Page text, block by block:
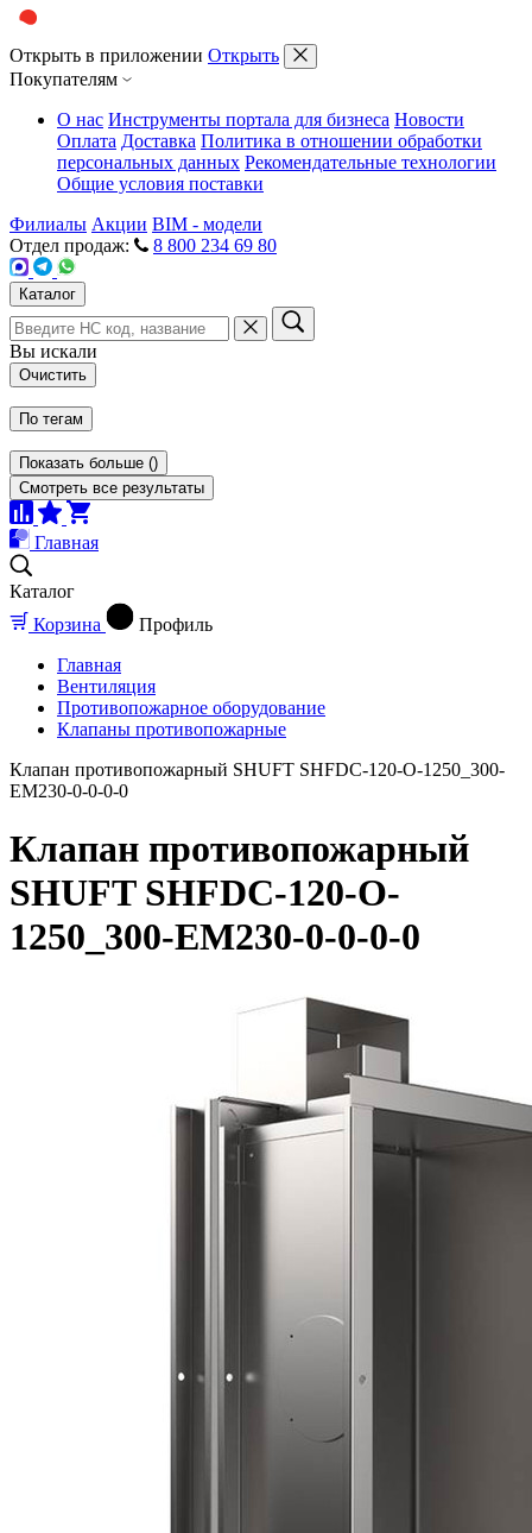
Открыть в приложении Открыть
Покупателям
О нас Инструменты портала для бизнеса Новости
Оплата Доставка Политика в отношении обработки
персональных данных Рекомендательные технологии
Общие условия поставки
Филиалы Акции BIM - модели
Отдел продаж:
8 800 234 69 80
Каталог
Вы искали
Очистить
По тегам
Показать больше ()
Смотреть все результаты
Главная
Каталог
Корзина
Профиль
Главная
Вентиляция
Противопожарное оборудование
Клапаны противопожарные
Клапан противопожарный SHUFT SHFDC-120-O-1250_300-
EM230-0-0-0-0
Клапан противопожарный
SHUFT SHFDC-120-O-
1250_300-EM230-0-0-0-0